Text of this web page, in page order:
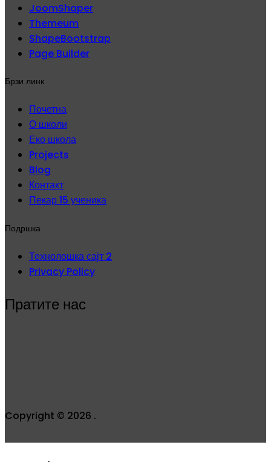
JoomShaper
Themeum
ShapeBootstrap
Page Builder
Брзи линк
Почетна
О школи
Еко школа
Projects
Blog
Контакт
Пекар 15 ученика
Подршка
Технолошка сајт 2
Privacy Policy
Пратите нас
Copyright © 2026 .